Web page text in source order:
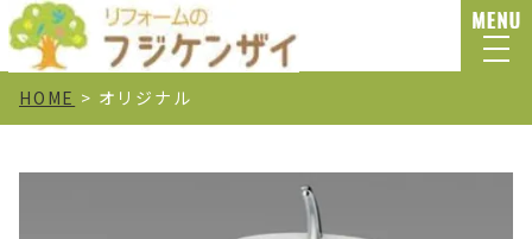
HOME > オリジナル